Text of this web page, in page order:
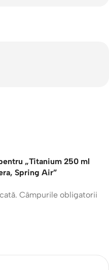
„Titanium 250 ml
Spring Air”
Câmpurile obligatorii